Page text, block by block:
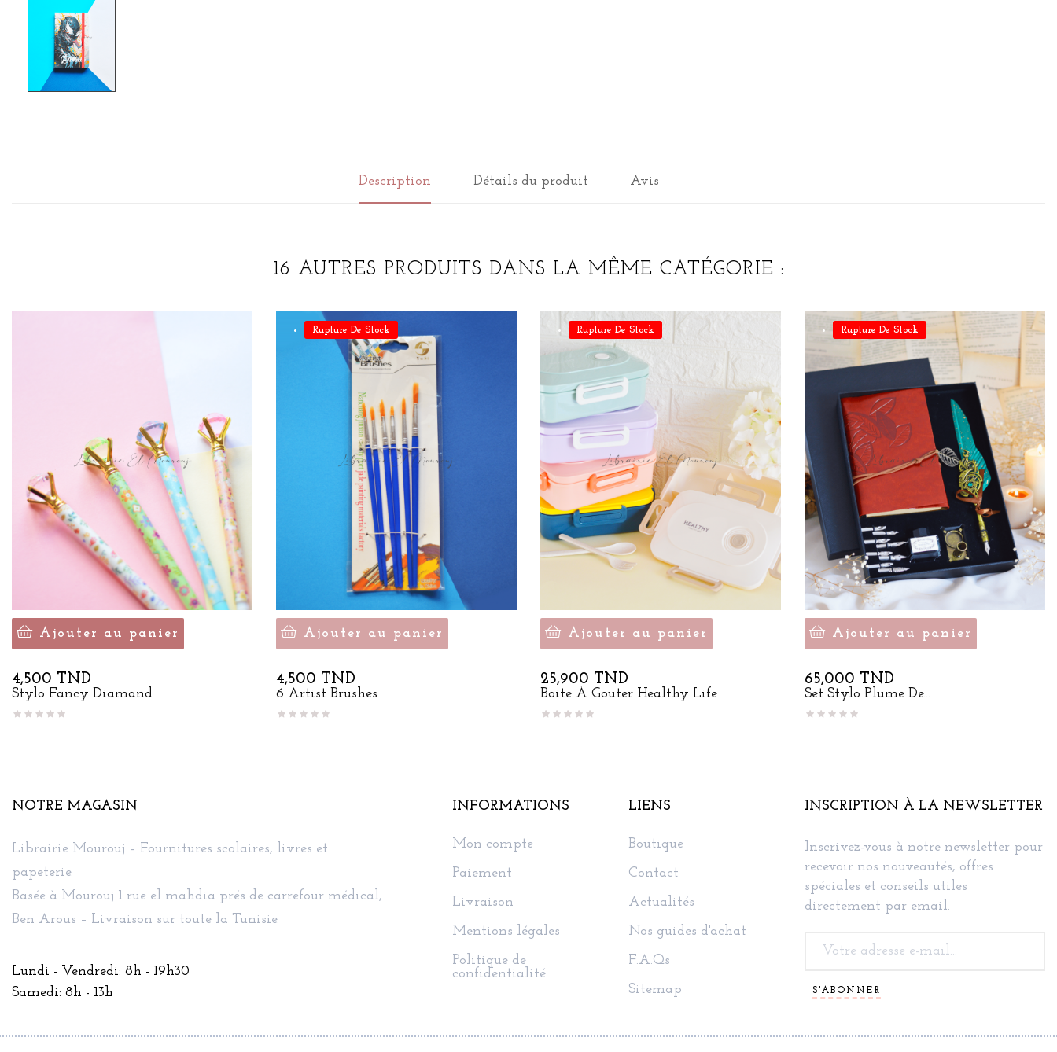
Description Détails du produit Avis
16 AUTRES PRODUITS DANS LA MÊME CATÉGORIE :
Ajouter au panier
Prix
4,500 TND
Stylo Fancy Diamand
Rupture De Stock
Ajouter au panier
Prix
4,500 TND
6 Artist Brushes
Rupture De Stock
Ajouter au panier
Prix
25,900 TND
Boite À Gouter Healthy Life
Rupture De Stock
Ajouter au panier
Prix
65,000 TND
Set Stylo Plume De...
NOTRE MAGASIN
Librairie Mourouj – Fournitures scolaires, livres et
papeterie.
Basée à Mourouj 1 rue el mahdia prés de carrefour médical,
Ben Arous – Livraison sur toute la Tunisie.
Lundi - Vendredi: 8h - 19h30
Samedi: 8h - 13h
INFORMATIONS
Mon compte
Paiement
Livraison
Mentions légales
Politique de
confidentialité
LIENS
Boutique
Contact
Actualités
Nos guides d'achat
F.A.Qs
Sitemap
INSCRIPTION À LA NEWSLETTER
Inscrivez-vous à notre newsletter pour
recevoir nos nouveautés, offres
spéciales et conseils utiles
directement par email.
S'ABONNER